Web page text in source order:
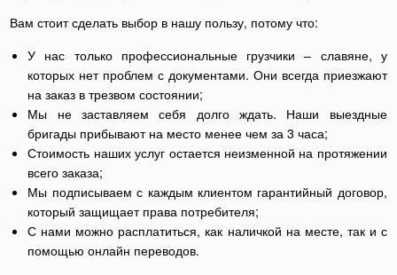
Вам стоит сделать выбор в нашу пользу, потому что:
У нас только профессиональные грузчики – славяне, у
которых нет проблем с документами. Они всегда приезжают
на заказ в трезвом состоянии;
Мы не заставляем себя долго ждать. Наши выездные
бригады прибывают на место менее чем за 3 часа;
Стоимость наших услуг остается неизменной на протяжении
всего заказа;
Мы подписываем с каждым клиентом гарантийный договор,
который защищает права потребителя;
С нами можно расплатиться, как наличкой на месте, так и с
помощью онлайн переводов.